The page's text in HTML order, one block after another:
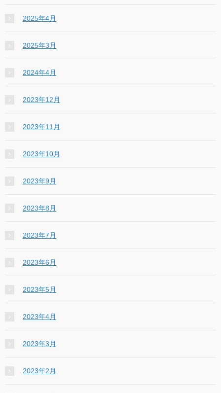
2025年4月
2025年3月
2024年4月
2023年12月
2023年11月
2023年10月
2023年9月
2023年8月
2023年7月
2023年6月
2023年5月
2023年4月
2023年3月
2023年2月